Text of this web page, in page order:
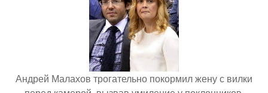
Андрей Малахов трогательно покормил жену с вилки